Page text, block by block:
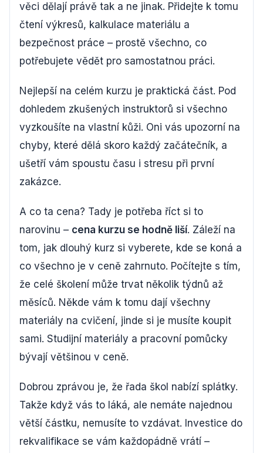
věci dělají právě tak a ne jinak. Přidejte k tomu
čtení výkresů, kalkulace materiálu a
bezpečnost práce – prostě všechno, co
potřebujete vědět pro samostatnou práci.
Nejlepší na celém kurzu je praktická část. Pod
dohledem zkušených instruktorů si všechno
vyzkoušíte na vlastní kůži. Oni vás upozorní na
chyby, které dělá skoro každý začátečník, a
ušetří vám spoustu času i stresu při první
zakázce.
A co ta cena? Tady je potřeba říct si to
narovinu – cena kurzu se hodně liší. Záleží na
tom, jak dlouhý kurz si vyberete, kde se koná a
co všechno je v ceně zahrnuto. Počítejte s tím,
že celé školení může trvat několik týdnů až
měsíců. Někde vám k tomu dají všechny
materiály na cvičení, jinde si je musíte koupit
sami. Studijní materiály a pracovní pomůcky
bývají většinou v ceně.
Dobrou zprávou je, že řada škol nabízí splátky.
Takže když vás to láká, ale nemáte najednou
větší částku, nemusíte to vzdávat. Investice do
rekvalifikace se vám každopádně vrátí –